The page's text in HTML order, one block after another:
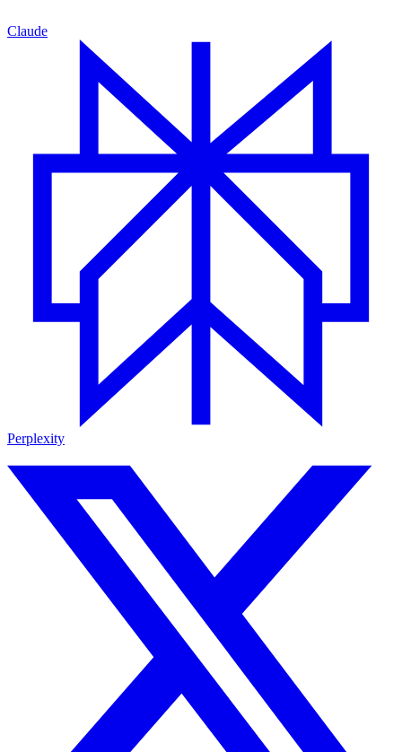
Claude
Perplexity